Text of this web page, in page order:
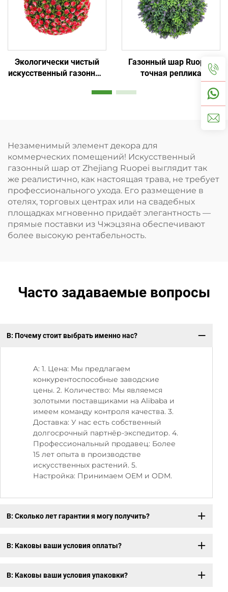
Экологически чистый
искусственный газонный
Газонный шар Ruopei:
точная реплика
натуральной текстуры
Незаменимый элемент декора для
коммерческих помещений! Искусственный
газонный шар от Zhejiang Ruopei выглядит так
же реалистично, как настоящая трава, не требует
профессионального ухода. Его размещение в
отелях, торговых центрах или на свадебных
площадках мгновенно придаёт элегантность —
прямые поставки из Чжэцзяна обеспечивают
более высокую рентабельность.
Часто задаваемые вопросы
В: Почему стоит выбрать именно нас?
A: 1. Цена: Мы предлагаем
конкурентоспособные заводские
цены. 2. Количество: Мы являемся
золотыми поставщиками на Alibaba и
имеем команду контроля качества. 3.
Доставка: У нас есть собственный
долгосрочный партнёр-экспедитор. 4.
Профессиональный продавец: Более
15 лет опыта в производстве
искусственных растений. 5.
Настройка: Принимаем OEM и ODM.
В: Сколько лет гарантии я могу получить?
В: Каковы ваши условия оплаты?
В: Каковы ваши условия упаковки?